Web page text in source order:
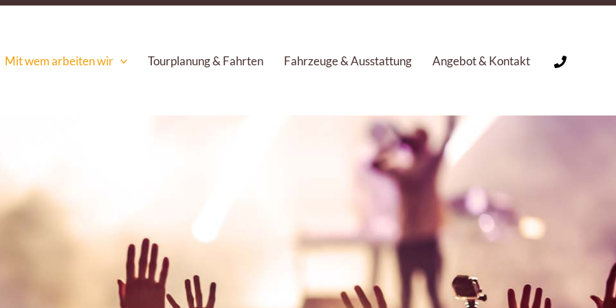
Mit wem arbeiten wir
Tourplanung & Fahrten Fahrzeuge & Ausstattung Angebot & Kontakt